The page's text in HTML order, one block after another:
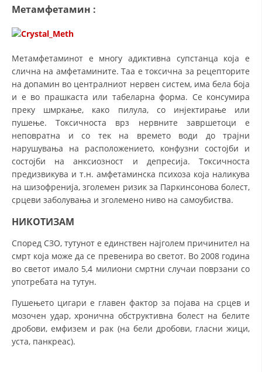
Метамфетамин :
Метамфетаминот е многу адиктивна супстанца која е
слична на амфетамините. Таа е токсична за рецепторите
на допамин во централниот нервен систем, има бела боја
и е во прашкаста или табеларна форма. Се консумира
преку шмркање, како пилула, со инјектирање или
пушење. Токсичноста врз нервните завршетоци е
неповратна и со тек на времето води до трајни
нарушувања на расположението, конфузни состојби и
состојби на анксиозност и депресија. Токсичноста
предизвикува и т.н. амфетаминска психоза која наликува
на шизофренија, зголемен ризик за Паркинсонова болест,
срцеви заболувања и зголемено ниво на самоубиства.
НИКОТИЗАM
Според СЗО, тутунот е единствен најголем причинител на
смрт која може да се превенира во светот. Во 2008 година
во светот имало 5,4 милиони смртни случаи поврзани со
употребата на тутун.
Пушењето цигари е главен фактор за појава на срцев и
мозочен удар, хронична обструктивна болест на белите
дробови, емфизем и рак (на бели дробови, гласни жици,
уста, панкреас).